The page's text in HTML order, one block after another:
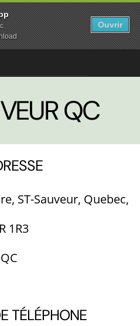
QC
ST-Sauveur, Quebec,
1R3
QC
TÉLÉPHONE
Ouvrir